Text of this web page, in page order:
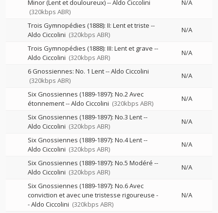
Minor (Lent et douloureux)--Aldo Ciccolini
(320kbps ABR)
N/A
Trois Gymnopédies (1888): II: Lent et triste --
Aldo Ciccolini (320kbps ABR)
N/A
Trois Gymnopédies (1888): III: Lent et grave --
Aldo Ciccolini (320kbps ABR)
N/A
6 Gnossiennes: No. 1 Lent--Aldo Ciccolini
(320kbps ABR)
N/A
Six Gnossiennes (1889-1897): No.2 Avec
étonnement--Aldo Ciccolini (320kbps ABR)
N/A
Six Gnossiennes (1889-1897): No.3 Lent--
Aldo Ciccolini (320kbps ABR)
N/A
Six Gnossiennes (1889-1897): No.4 Lent--
Aldo Ciccolini (320kbps ABR)
N/A
Six Gnossiennes (1889-1897): No.5 Modéré --
Aldo Ciccolini (320kbps ABR)
N/A
Six Gnossiennes (1889-1897): No.6 Avec
conviction et avec une tristesse rigoureuse -
-Aldo Ciccolini (320kbps ABR)
N/A